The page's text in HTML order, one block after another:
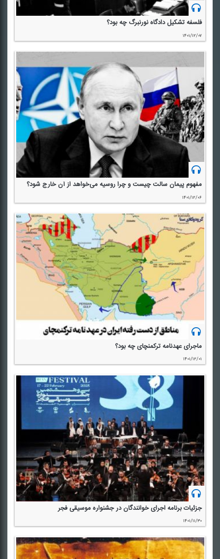
فلسفه تشكیل دادگاه نورنبرگ چه بود؟
۱۴۰۱/۱۲/۰۷
مفهوم پیمان سالت چیست و چرا روسیه می‌خواهد از آن خارج شود؟
۱۴۰۱/۱۲/۰۶
ماجرای عهدنامه تركمنچای چه بود؟
۱۴۰۱/۱۲/۰۱
جزئیات برنامه اجرا‌ی خوانندگان در جشنواره موسیقی فجر
۱۴۰۱/۱۱/۳۰